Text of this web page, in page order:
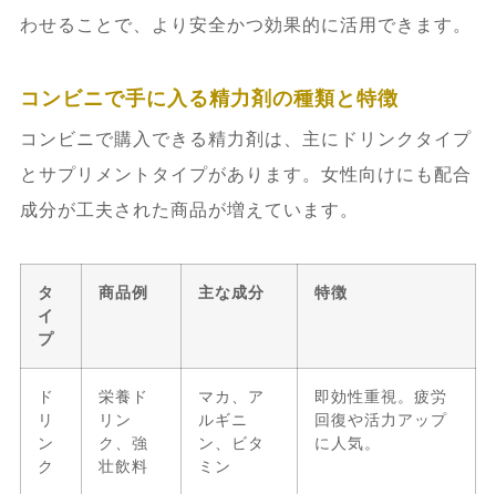
わせることで、より安全かつ効果的に活用できます。
コンビニで手に入る精力剤の種類と特徴
コンビニで購入できる精力剤は、主にドリンクタイプ
とサプリメントタイプがあります。女性向けにも配合
成分が工夫された商品が増えています。
タ
イ
プ
商品例 主な成分 特徴
ド
リ
ン
ク
栄養ド
リン
ク、強
壮飲料
マカ、ア
ルギニ
ン、ビタ
ミン
即効性重視。疲労
回復や活力アップ
に人気。